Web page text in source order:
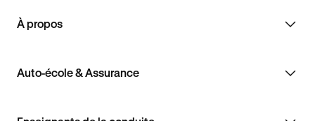
À propos
Auto-école & Assurance